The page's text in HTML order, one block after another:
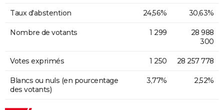
Taux d'abstention 24,56% 30,63%
Nombre de votants 1 299
28 988
300
Votes exprimés 1 250 28 257 778
Blancs ou nuls (en pourcentage
des votants)
3,77% 2,52%